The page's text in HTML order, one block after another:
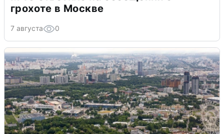
грохоте в Москве
7 августа 0